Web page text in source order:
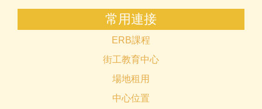
常用連接
ERB課程
街工教育中心
場地租用
中心位置